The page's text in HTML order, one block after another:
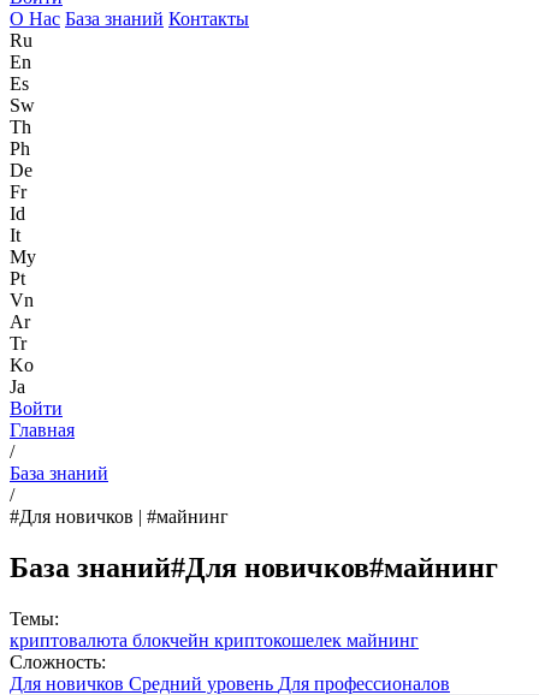
О Нас База знаний Контакты
Ru
En
Es
Sw
Th
Ph
De
Fr
Id
It
My
Pt
Vn
Ar
Tr
Ko
Ja
Войти
Главная
/
База знаний
/
#Для новичков | #майнинг
База знаний#Для новичков#майнинг
Темы:
криптовалюта блокчейн криптокошелек майнинг
Сложность:
Для новичков Средний уровень Для профессионалов